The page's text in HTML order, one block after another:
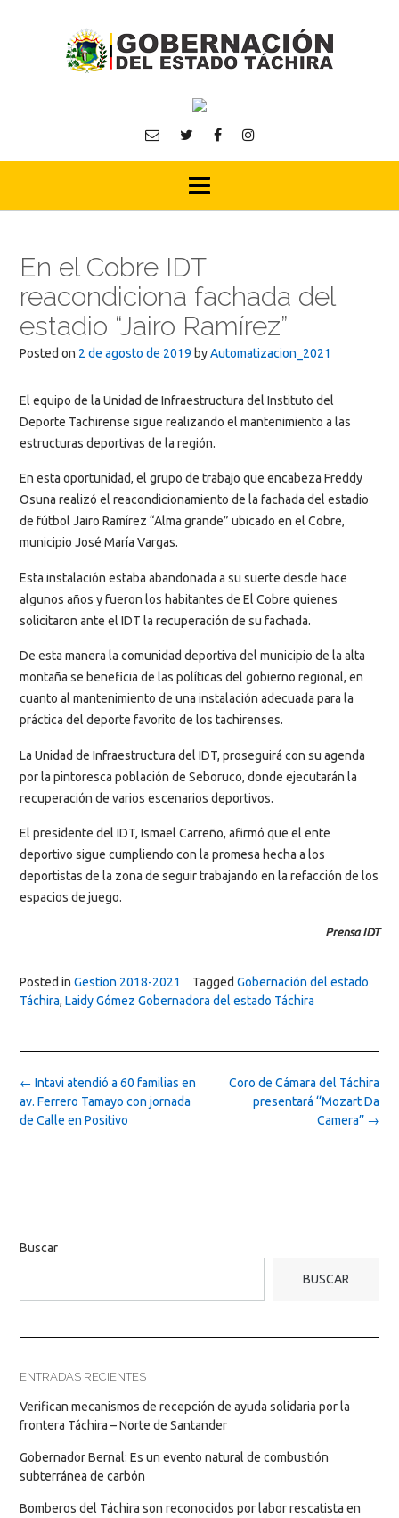
En el Cobre IDT
reacondiciona fachada del
estadio “Jairo Ramírez”
Posted on 2 de agosto de 2019 byAutomatizacion_2021
El equipo de la Unidad de Infraestructura del Instituto del
Deporte Tachirense sigue realizando el mantenimiento a las
estructuras deportivas de la región.
En esta oportunidad, el grupo de trabajo que encabeza Freddy
Osuna realizó el reacondicionamiento de la fachada del estadio
de fútbol Jairo Ramírez “Alma grande” ubicado en el Cobre,
municipio José María Vargas.
Esta instalación estaba abandonada a su suerte desde hace
algunos años y fueron los habitantes de El Cobre quienes
solicitaron ante el IDT la recuperación de su fachada.
De esta manera la comunidad deportiva del municipio de la alta
montaña se beneficia de las políticas del gobierno regional, en
cuanto al mantenimiento de una instalación adecuada para la
práctica del deporte favorito de los tachirenses.
La Unidad de Infraestructura del IDT, proseguirá con su agenda
por la pintoresca población de Seboruco, donde ejecutarán la
recuperación de varios escenarios deportivos.
El presidente del IDT, Ismael Carreño, afirmó que el ente
deportivo sigue cumpliendo con la promesa hecha a los
deportistas de la zona de seguir trabajando en la refacción de los
espacios de juego.
Prensa IDT
Posted in Gestion 2018-2021 Tagged Gobernación del estado
Táchira, Laidy Gómez Gobernadora del estado Táchira
Post
navigation
Coro de Cámara del Táchira
presentará ‘‘Mozart Da
Camera’’ →
← Intavi atendió a 60 familias en
av. Ferrero Tamayo con jornada
de Calle en Positivo
Buscar
BUSCAR
ENTRADAS RECIENTES
Verifican mecanismos de recepción de ayuda solidaria por la
frontera Táchira – Norte de Santander
Gobernador Bernal: Es un evento natural de combustión
subterránea de carbón
Bomberos del Táchira son reconocidos por labor rescatista en